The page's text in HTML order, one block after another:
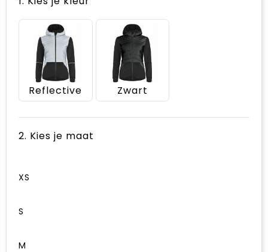
Reflective Zwart
2. Kies je maat
XS
S
M